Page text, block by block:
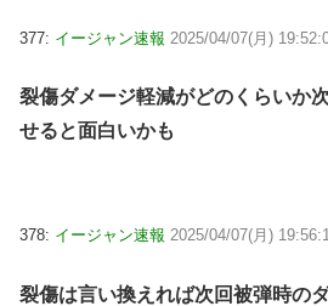
377: イージャン速報 2025/04/07(月)
裂傷ダメージ軽減がどのくらいか
せると面白いかも
378: イージャン速報 2025/04/07(月)
裂傷は言い換えれば次回被弾時の